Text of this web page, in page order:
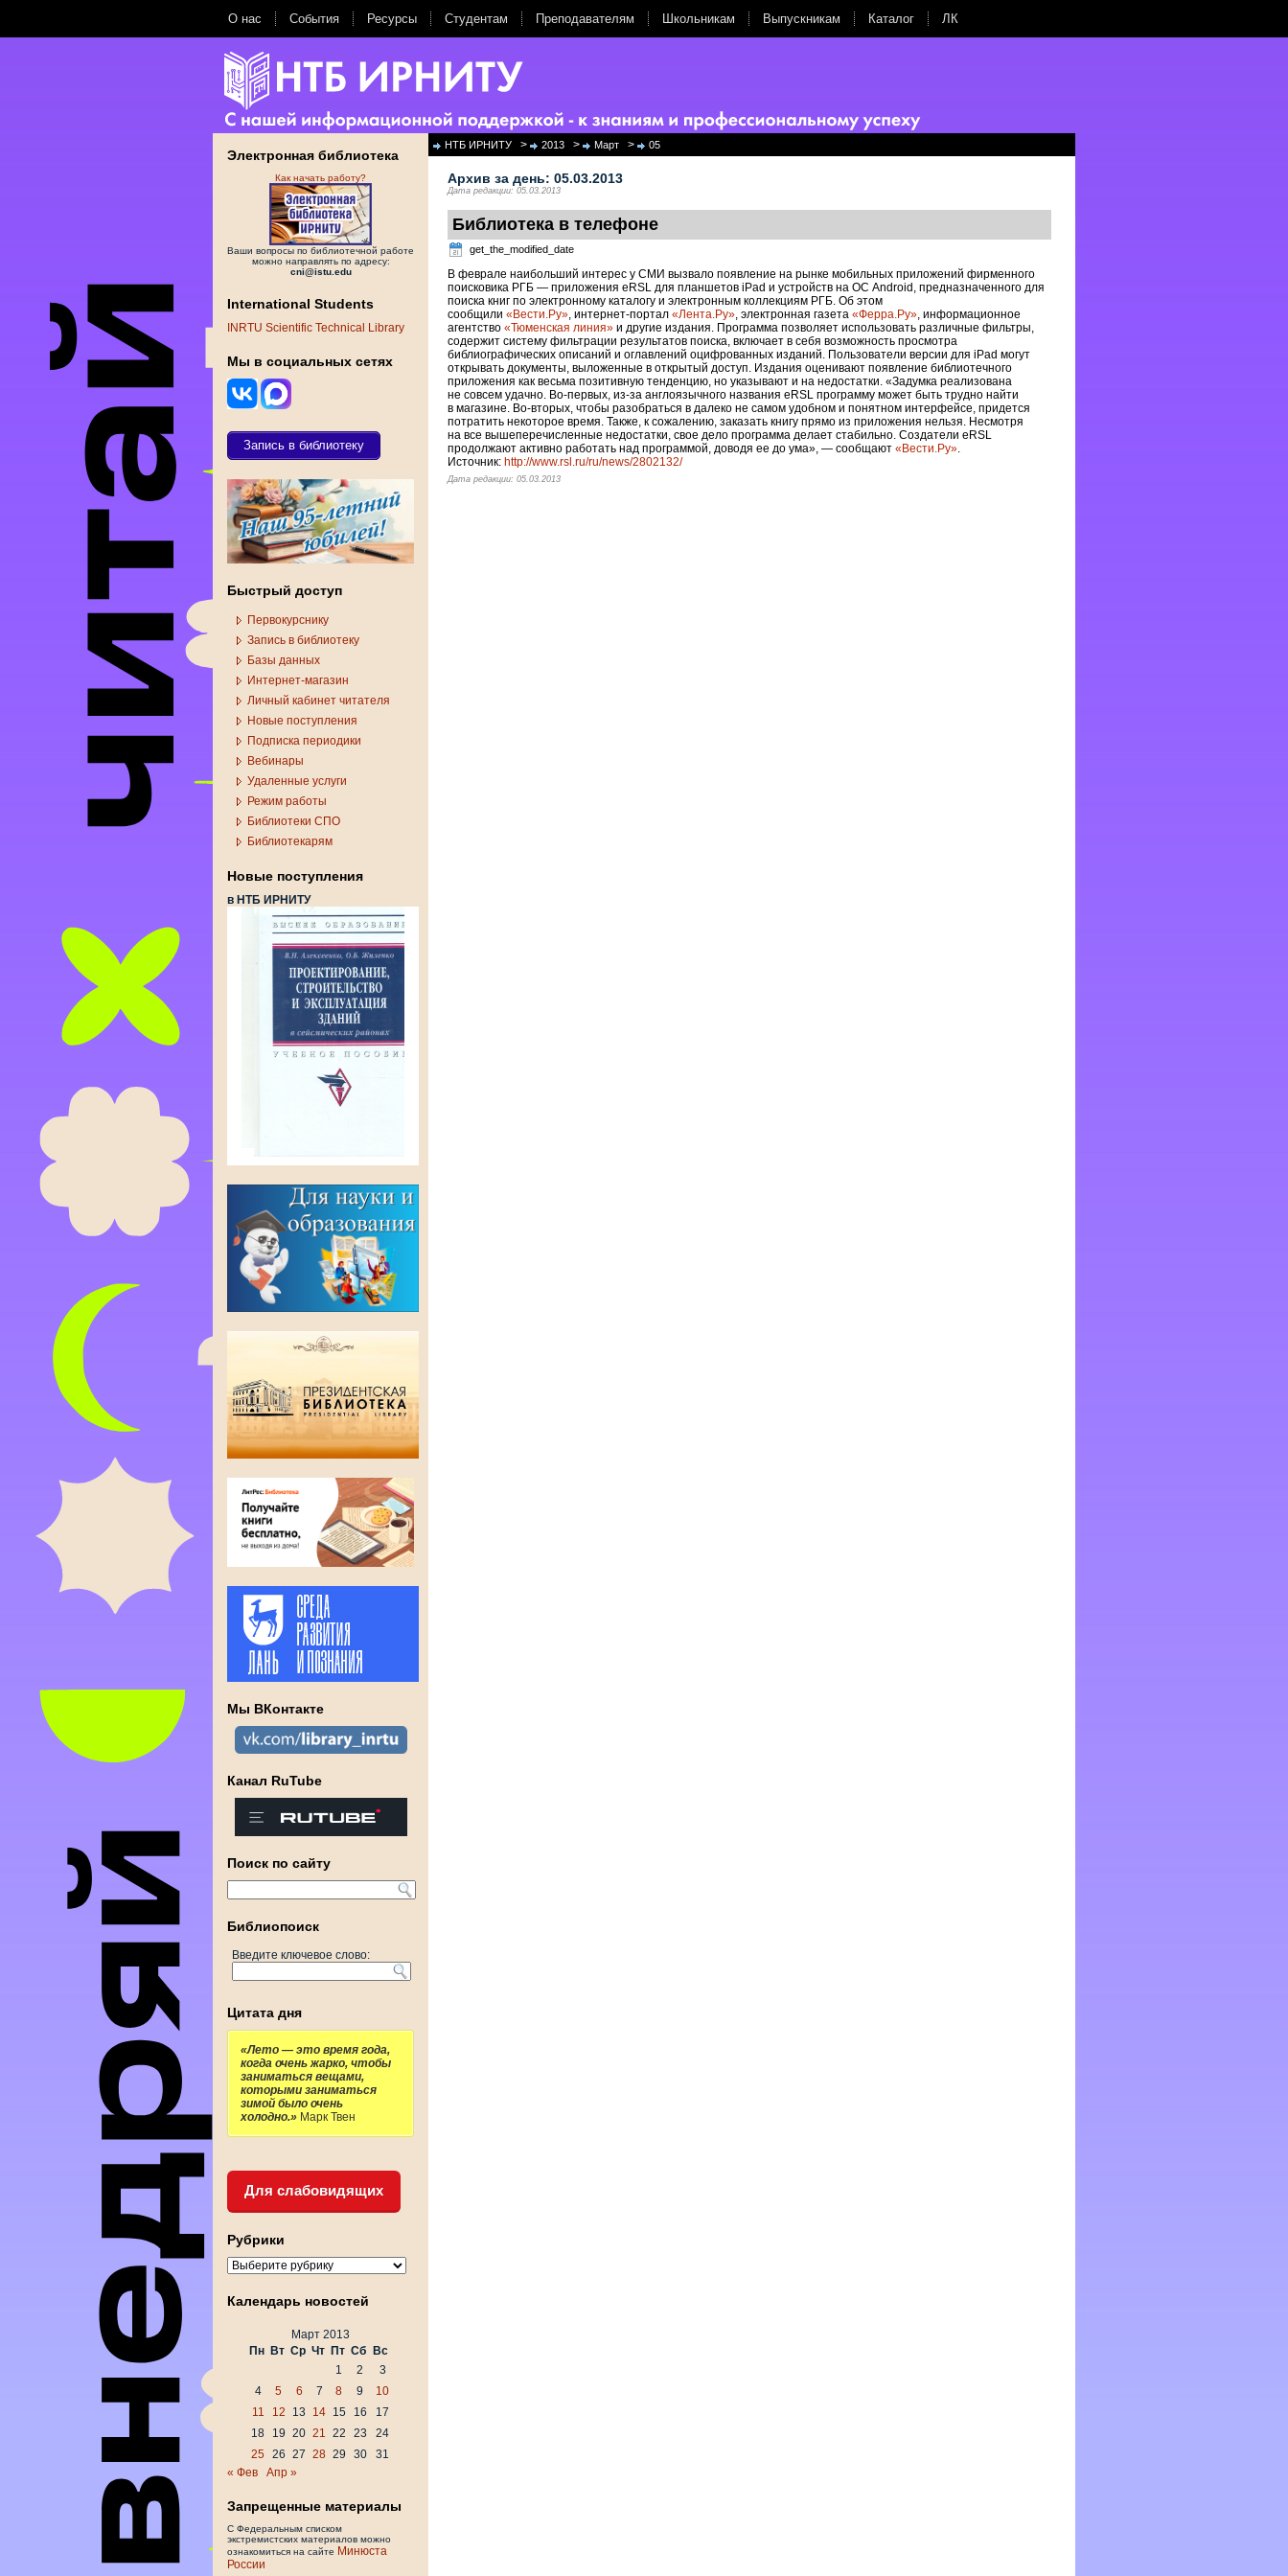
О нас События Ресурсы Студентам Преподавателям Школьникам Выпускникам Каталог ЛК
Электронная библиотека
Как начать работу?
Ваши вопросы по библиотечной работе
можно направлять по адресу:
cni@istu.edu
International Students
INRTU Scientific Technical Library
Мы в социальных сетях
Запись в библиотеку
Быстрый доступ
Первокурснику
Запись в библиотеку
Базы данных
Интернет-магазин
Личный кабинет читателя
Новые поступления
Подписка периодики
Вебинары
Удаленные услуги
Режим работы
Библиотеки СПО
Библиотекарям
Новые поступления
в НТБ ИРНИТУ
Мы ВКонтакте
Канал RuTube
Поиск по сайту
Библиопоиск
Введите ключевое слово:
Цитата дня
«Лето — это время года,
когда очень жарко, чтобы
заниматься вещами,
которыми заниматься
зимой было очень
холодно.» Марк Твен
Для слабовидящих
Рубрики
Рубрики
Календарь новостей
Март 2013
Пн Вт Ср Чт Пт Сб
Вс
1
2
3
4
5 6 7 8 9
10
11
12 13 14 15 16
17
18
19 20 21 22 23
24
25
26 27 28 29 30
31
« Фев
Апр »
Запрещенные материалы
С Федеральным списком
экстремистских материалов можно
ознакомиться на сайте Минюста
России
НТБ ИРНИТУ > 2013 > Март > 05
Архив за день: 05.03.2013
Дата редакции: 05.03.2013
Библиотека в телефоне
get_the_modified_date
В феврале наибольший интерес у СМИ вызвало появление на рынке мобильных приложений фирменного
поисковика РГБ — приложения eRSL для планшетов iPad и устройств на ОС Android, предназначенного для
поиска книг по электронному каталогу и электронным коллекциям РГБ. Об этом
сообщили «Вести.Ру», интернет-портал «Лента.Ру», электронная газета «Ферра.Ру», информационное
агентство «Тюменская линия» и другие издания. Программа позволяет использовать различные фильтры,
содержит систему фильтрации результатов поиска, включает в себя возможность просмотра
библиографических описаний и оглавлений оцифрованных изданий. Пользователи версии для iPad могут
открывать документы, выложенные в открытый доступ. Издания оценивают появление библиотечного
приложения как весьма позитивную тенденцию, но указывают и на недостатки. «Задумка реализована
не совсем удачно. Во-первых, из-за англоязычного названия eRSL программу может быть трудно найти
в магазине. Во-вторых, чтобы разобраться в далеко не самом удобном и понятном интерфейсе, придется
потратить некоторое время. Также, к сожалению, заказать книгу прямо из приложения нельзя. Несмотря
на все вышеперечисленные недостатки, свое дело программа делает стабильно. Создатели eRSL
продолжают активно работать над программой, доводя ее до ума», — сообщают «Вести.Ру».
Источник: http://www.rsl.ru/ru/news/2802132/
Дата редакции: 05.03.2013